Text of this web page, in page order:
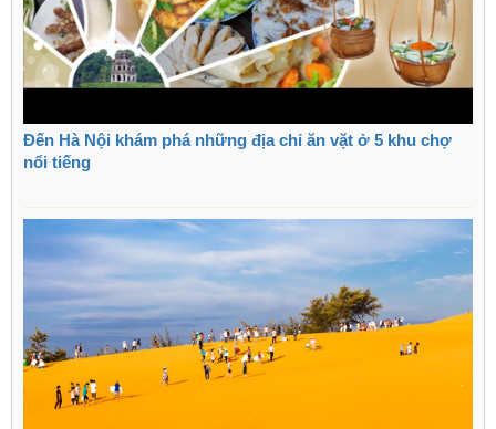
Đến Hà Nội khám phá những địa chỉ ăn vặt ở 5 khu chợ
nổi tiếng